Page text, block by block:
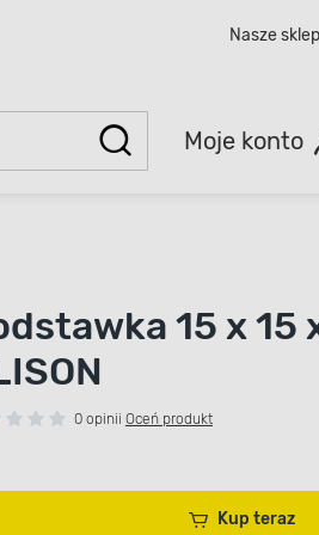
Nasze
Moje konto
15 x 15
0 opinii Oceń produkt
Kup teraz